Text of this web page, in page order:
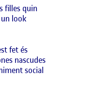
filles quin
look
fet és
nascudes
social